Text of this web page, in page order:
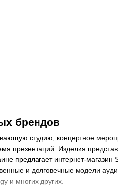
брендов
студию, концертное
презентаций. Изделия
предлагает интернет-
и долговечные модели
и многих других.